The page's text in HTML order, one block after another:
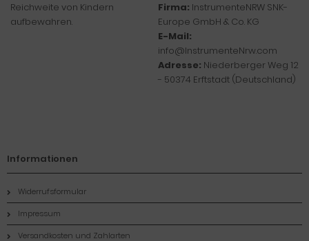
Reichweite von Kindern
aufbewahren.
Firma: InstrumenteNRW SNK-
Europe GmbH & Co. KG
E-Mail:
info@InstrumenteNrw.com
Adresse: Niederberger Weg 12
- 50374 Erftstadt (Deutschland)
Informationen
Widerrufsformular
Impressum
Versandkosten und Zahlarten